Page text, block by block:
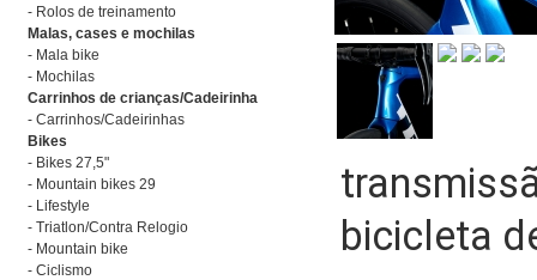
- Rolos de treinamento
Malas, cases e mochilas
- Mala bike
- Mochilas
Carrinhos de crianças/Cadeirinha
- Carrinhos/Cadeirinhas
Bikes
- Bikes 27,5"
- Mountain bikes 29
- Lifestyle
- Triatlon/Contra Relogio
- Mountain bike
- Ciclismo
bicicleta